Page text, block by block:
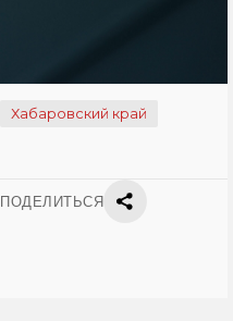
Хабаровский край
ПОДЕЛИТЬСЯ